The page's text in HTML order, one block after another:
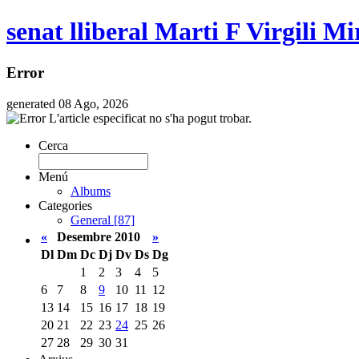
senat lliberal Marti F Virgili
Error
generated 08 Ago, 2026
L'article especificat no s'ha pogut trobar.
Cerca
Menú
Albums
Categories
General [87]
«
Desembre 2010
»
Dl Dm Dc Dj Dv Ds Dg
1
2 3 4
5
6
7 8 9 10 11
12
13 14 15 16 17 18 19
20 21 22 23 24 25 26
27 28 29 30 31